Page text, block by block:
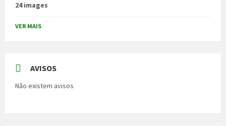
24 images
VER MAIS
AVISOS
Não existem avisos